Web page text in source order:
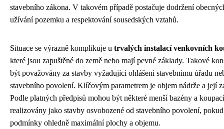
stavebního zákona. V takovém případě postačuje dodržení
užívání pozemku a respektování sousedských vztahů.
Situace se výrazně komplikuje u trvalých instalací venkovních
které jsou zapuštěné do země nebo mají pevné základy. Takové
být považovány za stavby vyžadující ohlášení stavebnímu úřadu
stavebního povolení. Klíčovým parametrem je objem nádrže a její
Podle platných předpisů mohou být některé menší bazény a
realizovány jako stavby osvobozené od stavebního povolení,
podmínky ohledně maximální plochy a objemu.